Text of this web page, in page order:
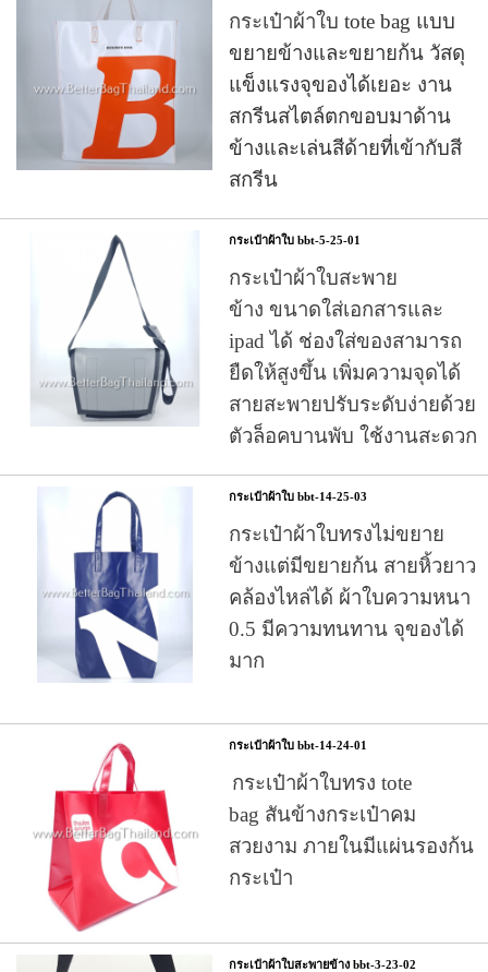
กระเป๋าผ้าใบ tote bag แบบ
ขยายข้างและขยายก้น วัสดุ
แข็งแรงจุของได้เยอะ งาน
สกรีนสไตล์ตกขอบมาด้าน
ข้างและเล่นสีด้ายที่เข้ากับสี
สกรีน
กระเป๋าผ้าใบ bbt-5-25-01
กระเป๋าผ้าใบสะพาย
ข้าง ขนาดใส่เอกสารและ
ipad ได้ ช่องใส่ของสามารถ
ยืดให้สูงขึ้น เพิ่มความจุดได้
สายสะพายปรับระดับง่ายด้วย
ตัวล็อคบานพับ ใช้งานสะดวก
กระเป๋าผ้าใบ bbt-14-25-03
กระเป๋าผ้าใบทรงไม่ขยาย
ข้างแต่มีขยายก้น สายหิ้วยาว
คล้องไหล่ได้ ผ้าใบความหนา
0.5 มีความทนทาน จุของได้
มาก
กระเป๋าผ้าใบ bbt-14-24-01
กระเป๋าผ้าใบทรง tote
bag สันข้างกระเป๋าคม
สวยงาม ภายในมีแผ่นรองก้น
กระเป๋า
กระเป๋าผ้าใบสะพายข้าง bbt-3-23-02